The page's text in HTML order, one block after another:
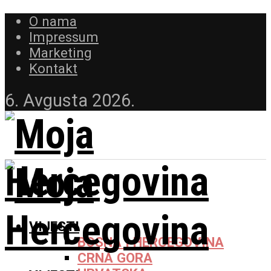
O nama
Impressum
Marketing
Kontakt
6. Avgusta 2026.
VIJESTI
BOSNA I HERCEGOVINA
CRNA GORA